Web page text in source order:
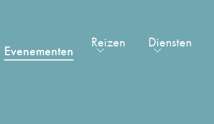
Evenementen Reizen Diensten